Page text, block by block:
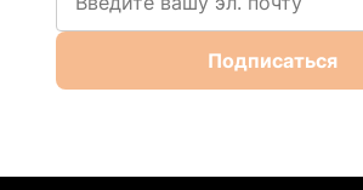
Подписаться